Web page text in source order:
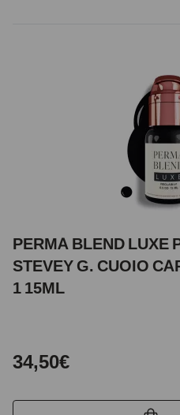
PERMA BLEND LUXE
STEVEY G. CUOIO
1 15ML
34,50€